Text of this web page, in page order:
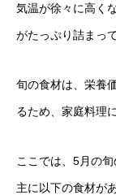
気温が徐々に高く
がたっぷり詰まっ
旬の食材は、栄養
るため、家庭料理
ここでは、5月の
主に以下の食材が